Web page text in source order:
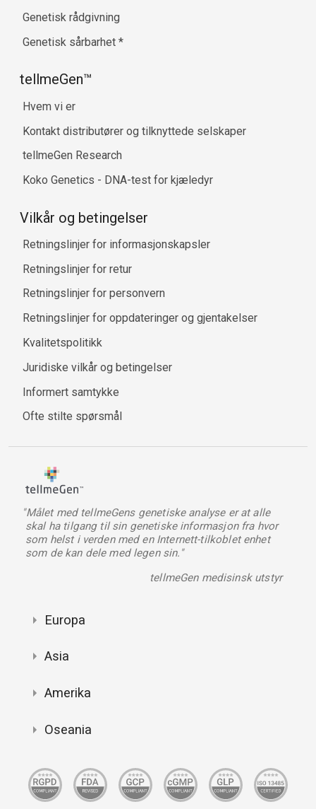
Genetisk rådgivning
Genetisk sårbarhet *
tellmeGen™
Hvem vi er
Kontakt distributører og tilknyttede selskaper
tellmeGen Research
Koko Genetics - DNA-test for kjæledyr
Vilkår og betingelser
Retningslinjer for informasjonskapsler
Retningslinjer for retur
Retningslinjer for personvern
Retningslinjer for oppdateringer og gjentakelser
Kvalitetspolitikk
Juridiske vilkår og betingelser
Informert samtykke
Ofte stilte spørsmål
"Målet med tellmeGens genetiske analyse er at alle
skal ha tilgang til sin genetiske informasjon fra hvor
som helst i verden med en Internett-tilkoblet enhet
som de kan dele med legen sin."
tellmeGen medisinsk utstyr
Europa
Asia
Amerika
Oseania